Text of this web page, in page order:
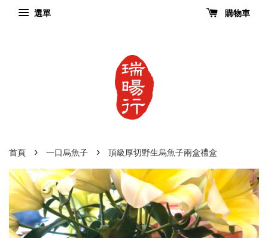
選單 購物車
首頁 › 一口烏魚子 › 頂級厚切野生烏魚子兩盒禮盒